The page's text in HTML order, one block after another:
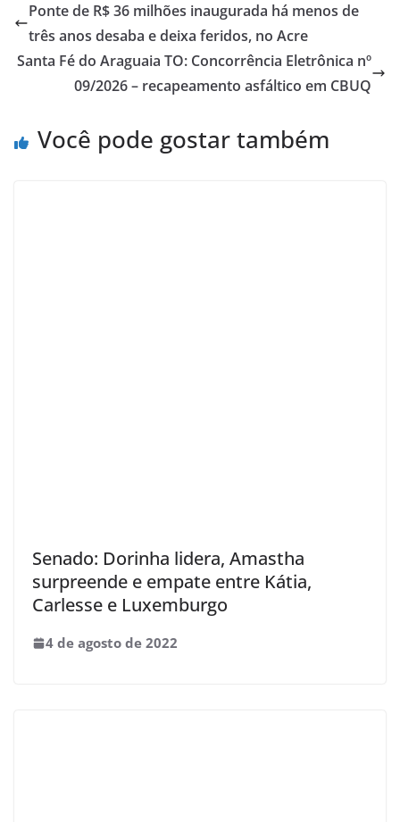
Ponte de R$ 36 milhões inaugurada há menos de
três anos desaba e deixa feridos, no Acre
Santa Fé do Araguaia TO: Concorrência Eletrônica nº
09/2026 – recapeamento asfáltico em CBUQ
Você pode gostar também
Senado: Dorinha lidera, Amastha
surpreende e empate entre Kátia,
Carlesse e Luxemburgo
4 de agosto de 2022